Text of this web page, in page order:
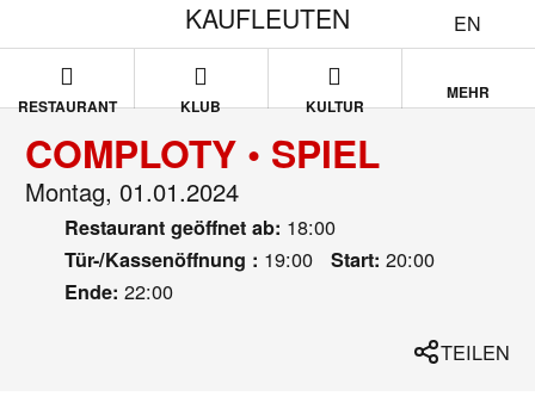
EN
KAUFLEUTEN
RESTAURANT KLUB KULTUR
MEHR
COMPLOTY • SPIEL
Montag, 01.01.2024
Restaurant geöffnet ab: 18:00
Tür-/Kassenöffnung : 19:00 Start: 20:00
Ende: 22:00
TEILEN